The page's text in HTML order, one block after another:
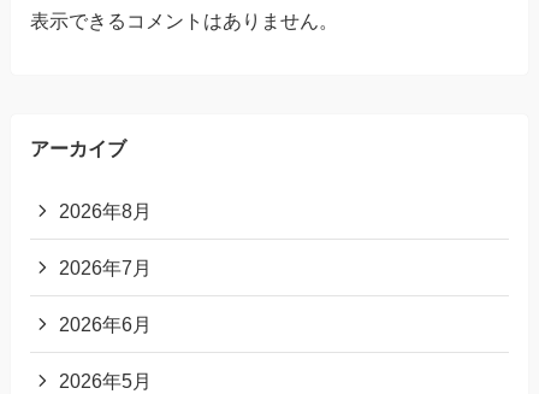
表示できるコメントはありません。
アーカイブ
2026年8月
2026年7月
2026年6月
2026年5月